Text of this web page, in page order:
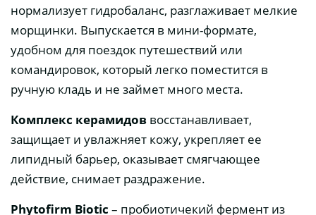
нормализует гидробаланс, разглаживает мелкие
морщинки. Выпускается в мини-формате,
удобном для поездок путешествий или
командировок, который легко поместится в
ручную кладь и не займет много места.
Комплекс керамидов восстанавливает,
защищает и увлажняет кожу, укрепляет ее
липидный барьер, оказывает смягчающее
действие, снимает раздражение.
Phytofirm Biotic – пробиотичекий фермент из